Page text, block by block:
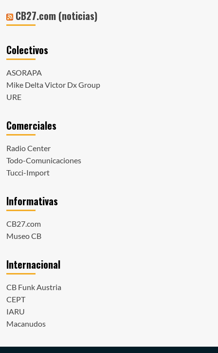
CB27.com (noticias)
Colectivos
ASORAPA
Mike Delta Victor Dx Group
URE
Comerciales
Radio Center
Todo-Comunicaciones
Tucci-Import
Informativas
CB27.com
Museo CB
Internacional
CB Funk Austria
CEPT
IARU
Macanudos